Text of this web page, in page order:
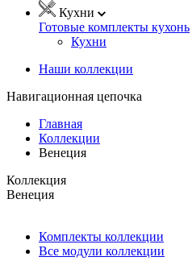
Кухни
Готовые комплекты кухонь
Кухни
Наши коллекции
Навигационная цепочка
Главная
Коллекции
Венеция
Коллекция
Венеция
Комплекты коллекции
Все модули коллекции